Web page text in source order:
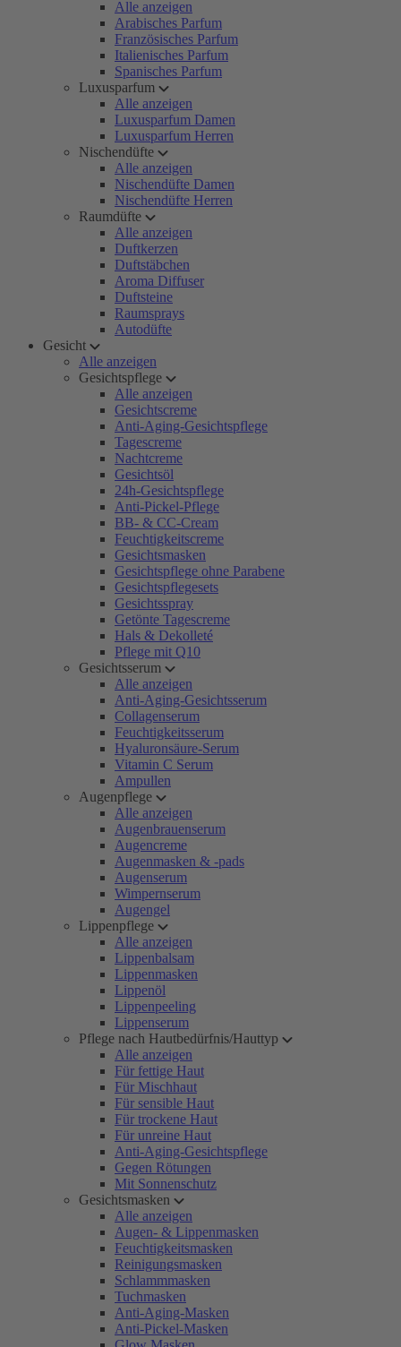
Alle anzeigen
Arabisches Parfum
Französisches Parfum
Italienisches Parfum
Spanisches Parfum
Luxusparfum
Alle anzeigen
Luxusparfum Damen
Luxusparfum Herren
Nischendüfte
Alle anzeigen
Nischendüfte Damen
Nischendüfte Herren
Raumdüfte
Alle anzeigen
Duftkerzen
Duftstäbchen
Aroma Diffuser
Duftsteine
Raumsprays
Autodüfte
Gesicht
Alle anzeigen
Gesichtspflege
Alle anzeigen
Gesichtscreme
Anti-Aging-Gesichtspflege
Tagescreme
Nachtcreme
Gesichtsöl
24h-Gesichtspflege
Anti-Pickel-Pflege
BB- & CC-Cream
Feuchtigkeitscreme
Gesichtsmasken
Gesichtspflege ohne Parabene
Gesichtspflegesets
Gesichtsspray
Getönte Tagescreme
Hals & Dekolleté
Pflege mit Q10
Gesichtsserum
Alle anzeigen
Anti-Aging-Gesichtsserum
Collagenserum
Feuchtigkeitsserum
Hyaluronsäure-Serum
Vitamin C Serum
Ampullen
Augenpflege
Alle anzeigen
Augenbrauenserum
Augencreme
Augenmasken & -pads
Augenserum
Wimpernserum
Augengel
Lippenpflege
Alle anzeigen
Lippenbalsam
Lippenmasken
Lippenöl
Lippenpeeling
Lippenserum
Pflege nach Hautbedürfnis/Hauttyp
Alle anzeigen
Für fettige Haut
Für Mischhaut
Für sensible Haut
Für trockene Haut
Für unreine Haut
Anti-Aging-Gesichtspflege
Gegen Rötungen
Mit Sonnenschutz
Gesichtsmasken
Alle anzeigen
Augen- & Lippenmasken
Feuchtigkeitsmasken
Reinigungsmasken
Schlammmasken
Tuchmasken
Anti-Aging-Masken
Anti-Pickel-Masken